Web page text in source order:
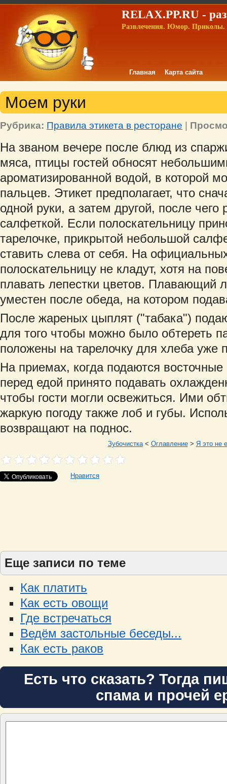
RELAX.PP.RU -
Развлечения. Юмор. Приколы.
Главная Карта сайта
Моем руки
Рубрика: Правила этикета в ресторане |
На званом вечере после блюд из
мяса, птицы гостей обносят
ароматизированной водой, в которой
пальцев. Этикет предполагает, что
одной руки, а затем другой, после чего
салфеткой. Если полоскательницу
тарелочке, прикрытой небольшой
ставить слева от себя. На
полоскательницу не кладут, хотя на
плавать лепестки цветов. Плавающий
уместен после обеда, на котором
После жареных цыплят ("табака")
для того чтобы можно было обтереть
положены на тарелочку для хлеба уже
На приемах, когда подаются
перед едой принято подавать
чтобы гости могли освежиться. Ими
жаркую погоду также лоб и губы.
возвращают на поднос.
Зубочистка< Оглавление> Я это не
Нравится
Еще записи по теме
Как платить
Как есть овощи
Где встречаться
Ведём застольные беседы...
Как есть раков
Есть что сказать? Тогда
спама и прочей